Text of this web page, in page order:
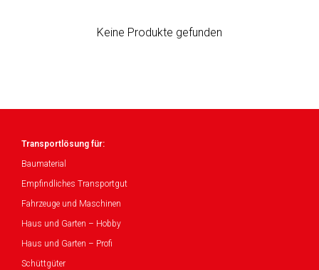
Keine Produkte gefunden
Transportlösung für:
Baumaterial
Empfindliches Transportgut
Fahrzeuge und Maschinen
Haus und Garten – Hobby
Haus und Garten – Profi
Schüttgüter